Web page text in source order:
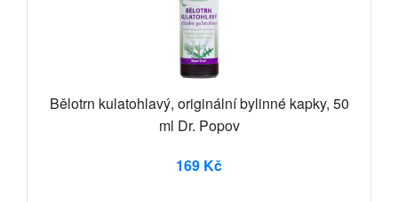
Bělotrn kulatohlavý, originální bylinné kapky, 50
ml Dr. Popov
169 Kč